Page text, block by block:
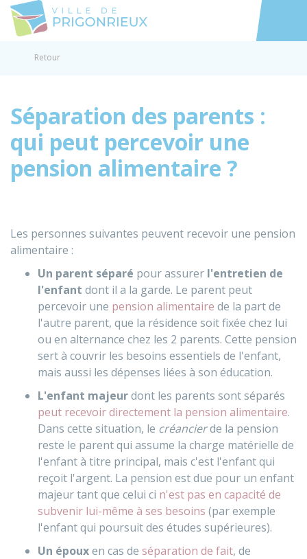
Accéder
Retour
Séparation des parents :
qui peut percevoir une
pension alimentaire ?
Les personnes suivantes peuvent recevoir une pension
alimentaire :
Un parent séparé pour assurer l'entretien de
l'enfant dont il a la garde. Le parent peut
percevoir une pension alimentaire de la part de
l'autre parent, que la résidence soit fixée chez lui
ou en alternance chez les 2 parents. Cette pension
sert à couvrir les besoins essentiels de l'enfant,
mais aussi les dépenses liées à son éducation.
L'enfant majeurdont les parents sont séparés
peut recevoir directement la pension alimentaire.
Dans cette situation, le créancierde la pension
reste le parent qui assume la charge matérielle de
l'enfant à titre principal, mais c'est l'enfant qui
reçoit l'argent. La pension est due pour un enfant
majeur tant que celui ci n'est pas en capacité de
subvenir lui-même à ses besoins (par exemple
l'enfant qui poursuit des études supérieures).
Un épouxen cas de séparation de fait, de